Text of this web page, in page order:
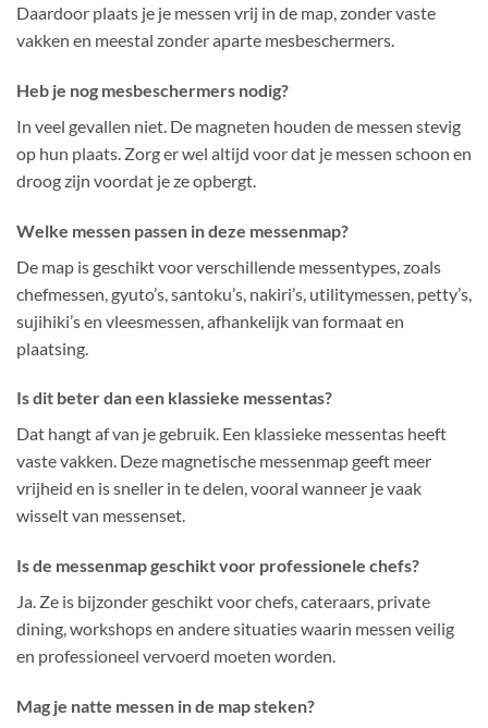
Daardoor plaats je je messen vrij in de map, zonder vaste
vakken en meestal zonder aparte mesbeschermers.
Heb je nog mesbeschermers nodig?
In veel gevallen niet. De magneten houden de messen stevig
op hun plaats. Zorg er wel altijd voor dat je messen schoon en
droog zijn voordat je ze opbergt.
Welke messen passen in deze messenmap?
De map is geschikt voor verschillende messentypes, zoals
chefmessen, gyuto’s, santoku’s, nakiri’s, utilitymessen, petty’s,
sujihiki’s en vleesmessen, afhankelijk van formaat en
plaatsing.
Is dit beter dan een klassieke messentas?
Dat hangt af van je gebruik. Een klassieke messentas heeft
vaste vakken. Deze magnetische messenmap geeft meer
vrijheid en is sneller in te delen, vooral wanneer je vaak
wisselt van messenset.
Is de messenmap geschikt voor professionele chefs?
Ja. Ze is bijzonder geschikt voor chefs, cateraars, private
dining, workshops en andere situaties waarin messen veilig
en professioneel vervoerd moeten worden.
Mag je natte messen in de map steken?